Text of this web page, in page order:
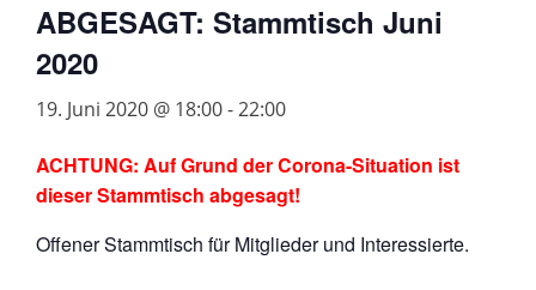
ABGESAGT: Stammtisch Juni
2020
19. Juni 2020 @ 18:00-22:00
ACHTUNG: Auf Grund der Corona-Situation ist
dieser Stammtisch abgesagt!
Offener Stammtisch für Mitglieder und Interessierte.